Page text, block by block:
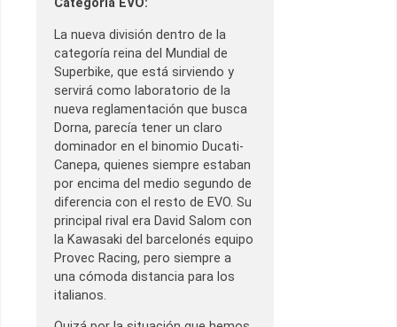
Categoría EVO:
La nueva división dentro de la
categoría reina del Mundial de
Superbike, que está sirviendo y
servirá como laboratorio de la
nueva reglamentación que busca
Dorna, parecía tener un claro
dominador en el binomio Ducati-
Canepa, quienes siempre estaban
por encima del medio segundo de
diferencia con el resto de EVO. Su
principal rival era David Salom con
la Kawasaki del barcelonés equipo
Provec Racing, pero siempre a
una cómoda distancia para los
italianos.